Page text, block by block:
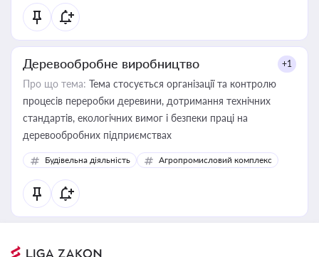
Деревообробне виробництво +1
Про що тема: Тема стосується організації та контролю
процесів переробки деревини, дотримання технічних
стандартів, екологічних вимог і безпеки праці на
деревообробних підприємствах
Будівельна діяльність Агропромисловий комплекс